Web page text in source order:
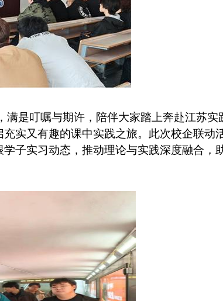
是叮嘱与期许，陪伴大家踏上奔赴江苏
实又有趣的课中实践之旅。此次校企联动
子实习动态，推动理论与实践深度融合，